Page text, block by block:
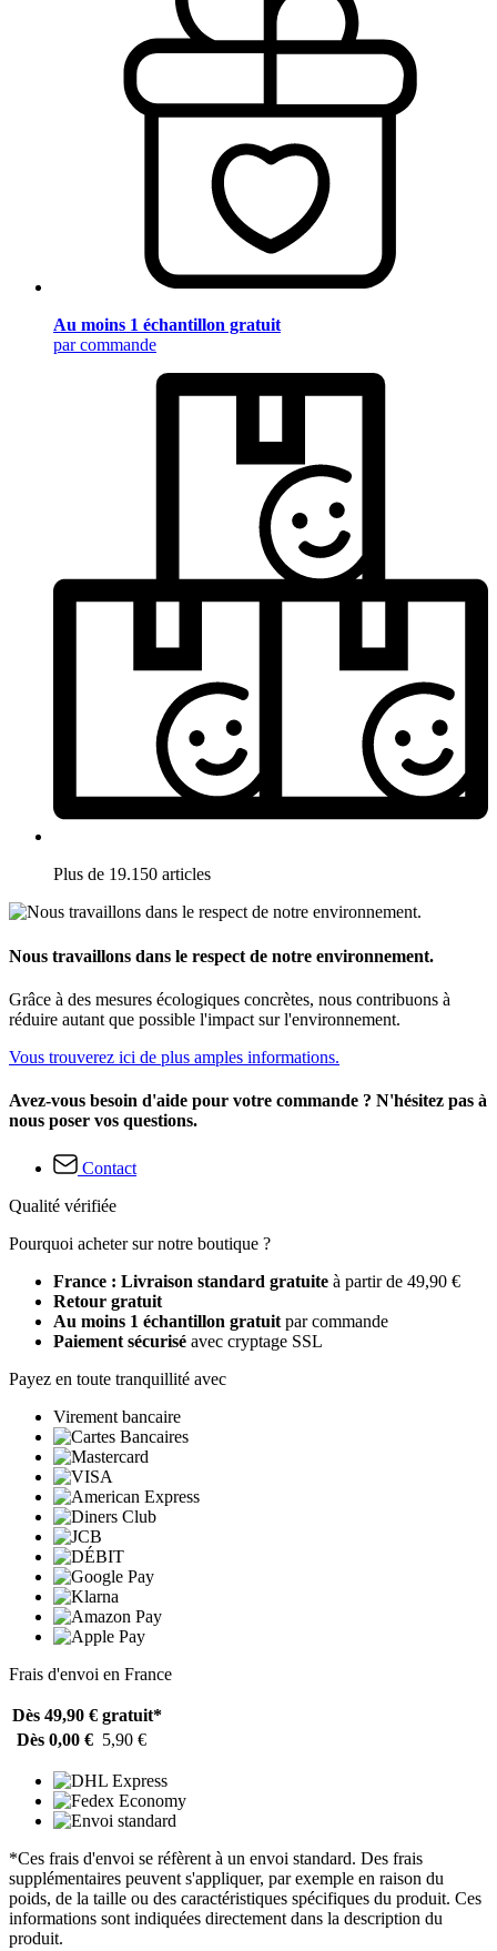
Au moins 1 échantillon gratuit
par commande
Plus de 19.150 articles
Nous travaillons dans le respect de notre environnement.
Grâce à des mesures écologiques concrètes, nous contribuons à
réduire autant que possible l'impact sur l'environnement.
Vous trouverez ici de plus amples informations.
Avez-vous besoin d'aide pour votre commande ? N'hésitez pas à
nous poser vos questions.
Contact
Qualité vérifiée
Pourquoi acheter sur notre boutique ?
France : Livraison standard gratuite à partir de 49,90 €
Retour gratuit
Au moins 1 échantillon gratuit par commande
Paiement sécurisé avec cryptage SSL
Payez en toute tranquillité avec
Virement bancaire
Frais d'envoi en France
Dès 49,90 € gratuit*
Dès 0,00 € 5,90 €
*Ces frais d'envoi se réfèrent à un envoi standard. Des frais
supplémentaires peuvent s'appliquer, par exemple en raison du
poids, de la taille ou des caractéristiques spécifiques du produit. Ces
informations sont indiquées directement dans la description du
produit.